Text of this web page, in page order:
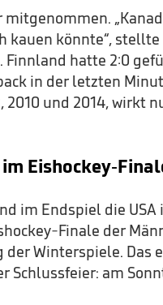
kauen könnte“,
Finnland hatte 2:0
in der letzten
und 2014, wirkt
Eishockey-
im Endspiel die USA
Finale der
Winterspiele. Das
Schlussfeier: am